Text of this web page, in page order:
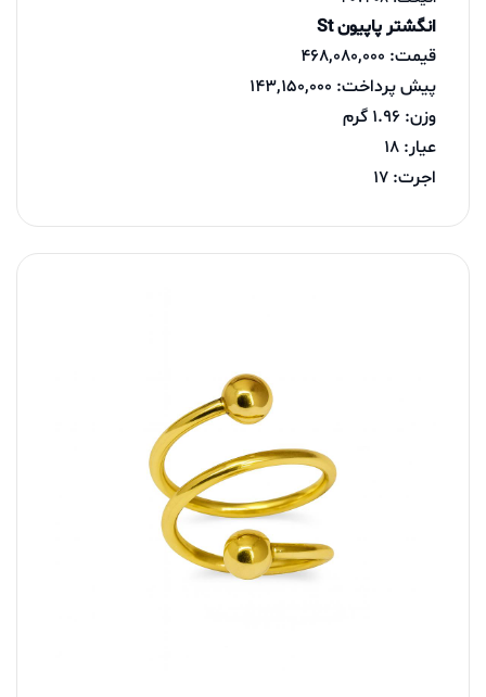
انگشتر پاپیون St
قیمت: 468,080,000
پیش پرداخت: 143,150,000
وزن: 1.96 گرم
عیار: 18
اجرت: 17